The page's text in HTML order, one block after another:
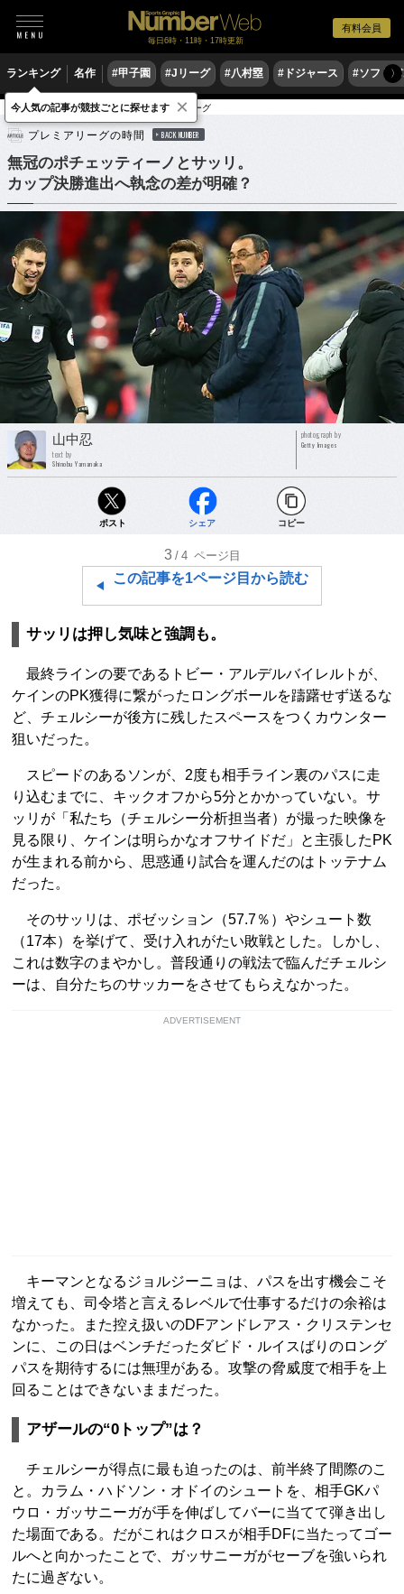
有料会員
毎日6時・11時・17時更新
ランキング 名作 #甲子園 #Jリーグ #八村塁 #ドジャース #ソフト〉
サッカー 海外サッカー プレミアリーグ
プレミアリーグの時間 BACK NUMBER
無冠のポチェッティーノとサッリ。
カップ決勝進出へ執念の差が明確？
山中忍
text by
Shinobu Yamanaka
photograph by
Getty Images
ポスト シェア コピー
3 /4 ページ目
この記事を1ページ目から読む
サッリは押し気味と強調も。
最終ラインの要であるトビー・アルデルバイレルトが、
ケインのPK獲得に繋がったロングボールを躊躇せず送るな
ど、チェルシーが後方に残したスペースをつくカウンター
狙いだった。
スピードのあるソンが、2度も相手ライン裏のパスに走
り込むまでに、キックオフから5分とかかっていない。サ
ッリが「私たち（チェルシー分析担当者）が撮った映像を
見る限り、ケインは明らかなオフサイドだ」と主張したPK
が生まれる前から、思惑通り試合を運んだのはトッテナム
だった。
そのサッリは、ポゼッション（57.7％）やシュート数
（17本）を挙げて、受け入れがたい敗戦とした。しかし、
これは数字のまやかし。普段通りの戦法で臨んだチェルシ
ーは、自分たちのサッカーをさせてもらえなかった。
ADVERTISEMENT
キーマンとなるジョルジーニョは、パスを出す機会こそ
増えても、司令塔と言えるレベルで仕事するだけの余裕は
なかった。また控え扱いのDFアンドレアス・クリステンセ
ンに、この日はベンチだったダビド・ルイスばりのロング
パスを期待するには無理がある。攻撃の脅威度で相手を上
回ることはできないままだった。
アザールの“0トップ”は？
チェルシーが得点に最も迫ったのは、前半終了間際のこ
と。カラム・ハドソン・オドイのシュートを、相手GKパ
ウロ・ガッサニーガが手を伸ばしてバーに当てて弾き出し
た場面である。だがこれはクロスが相手DFに当たってゴー
ルへと向かったことで、ガッサニーガがセーブを強いられ
たに過ぎない。
今人気の記事が競技ごとに探せます ×